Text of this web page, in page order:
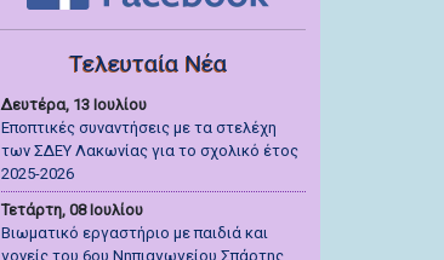
Τελευταία Νέα
Δευτέρα, 13 Ιουλίου
Εποπτικές συναντήσεις με τα στελέχη
των ΣΔΕΥ Λακωνίας για το σχολικό έτος
2025-2026
Τετάρτη, 08 Ιουλίου
Βιωματικό εργαστήριο με παιδιά και
γονείς του 6ου Νηπιαγωγείου Σπάρτης